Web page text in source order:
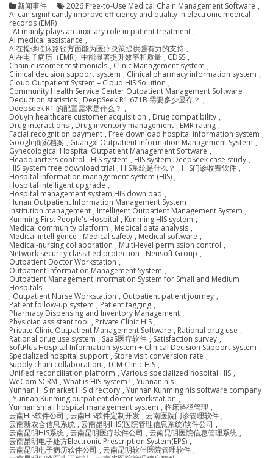
新闻事件 2026 Free-to-Use Medical Chain Management Software ,
AI can significantly improve efficiency and quality in electronic medical
records (EMR)
, AI mainly plays an auxiliary role in patient treatment ,
AI medical assistance ,
AI在提供临床路径方面能为医疗决策提供强有力的支持 ,
AI在电子病历（EMR）中能显著提升效率和质量 , CDSS ,
Chain customer testimonials , Clinic Management system ,
Clinical decision support system , Clinical pharmacy information system ,
Cloud Outpatient System – Cloud HIS Solution ,
Community Health Service Center Outpatient Management Software ,
Deduction statistics , DeepSeek R1 671B 需要多少显存？ ,
DeepSeek R1 的配置需求是什么？ ,
Douyin healthcare customer acquisition , Drug compatibility ,
Drug interactions , Drug inventory management , EMR rating ,
Facial recognition payment , Free download hospital information system ,
Google商家档案 , Guangxi Outpatient Information Management System ,
Gynecological Hospital Outpatient Management Software ,
Headquarters control , HIS system , HIS system DeepSeek case study ,
HIS system free download trial , HIS系统是什么？ , HIS门诊收费软件 ,
Hospital information management system (HIS) ,
Hospital intelligent upgrade ,
Hospital management system HIS download ,
Hunan Outpatient Information Management System ,
Institution management , Intelligent Outpatient Management System ,
Kunming First People's Hospital , Kunming HIS system ,
Medical community platform , Medical data analysis ,
Medical intelligence , Medical safety , Medical software ,
Medical-nursing collaboration , Multi-level permission control ,
Network security classified protection , Neusoft Group ,
Outpatient Doctor Workstation ,
Outpatient Information Management System ,
Outpatient Management Information System for Small and Medium
Hospitals
, Outpatient Nurse Workstation , Outpatient patient journey ,
Patient follow-up system , Patient tagging ,
Pharmacy Dispensing and Inventory Management ,
Physician assistant tool , Private Clinic HIS ,
Private Clinic Outpatient Management Software , Rational drug use ,
Rational drug use system , SaaS医疗软件 , Satisfaction survey ,
SoftPlus Hospital Information System + Clinical Decision Support System ,
Specialized hospital support , Store visit conversion rate ,
Supply chain collaboration , TCM Clinic HIS ,
Unified reconciliation platform , Various specialized hospital HIS ,
WeCom SCRM , What is HIS system? , Yunnan his ,
Yunnan HIS market HIS directory , Yunnan Kunming his software company
, Yunnan Kunming outpatient doctor workstation ,
Yunnan small hospital management system , 临床路径管理 ,
云南HIS软件公司 , 云南HIS软件定制开发 , 云南医院门诊管理软件 ,
云南新农合信息系统 , 云南昆明HIS(医院管理信息系统)软件公司 ,
云南昆明HIS系统 , 云南昆明医疗软件公司 , 云南昆明医院信息管理系统 ,
云南昆明电子处方Electronic Prescription System(EPS) ,
云南昆明电子病历软件公司 , 云南昆明软佳医院管理软件 ,